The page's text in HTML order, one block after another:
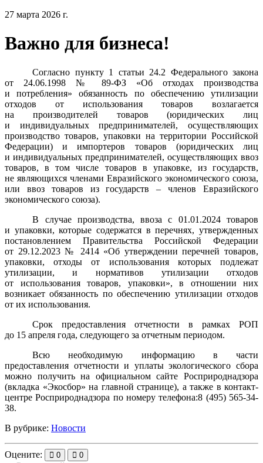
27 марта 2026 г.
Важно для бизнеса!
Согласно пункту 1 статьи 24.2 Федерального закона
от 24.06.1998 № 89-ФЗ «Об отходах производства
и потребления» обязанность по обеспечению утилизации
отходов от использования товаров возлагается
на производителей товаров (юридических лиц
и индивидуальных предпринимателей, осуществляющих
производство товаров, упаковки на территории Российской
Федерации) и импортеров товаров (юридических лиц
и индивидуальных предпринимателей, осуществляющих ввоз
товаров, в том числе товаров в упаковке, из государств,
не являющихся членами Евразийского экономического союза,
или ввоз товаров из государств – членов Евразийского
экономического союза).
В случае производства, ввоза с 01.01.2024 товаров
и упаковки, которые содержатся в перечнях, утвержденных
постановлением Правительства Российской Федерации
от 29.12.2023 № 2414 «Об утверждении перечней товаров,
упаковки, отходы от использования которых подлежат
утилизации, и нормативов утилизации отходов
от использования товаров, упаковки», в отношении них
возникает обязанность по обеспечению утилизации отходов
от их использования.
Срок предоставления отчетности в рамках РОП
до 15 апреля года, следующего за отчетным периодом.
Всю необходимую информацию в части
предоставления отчетности и уплаты экологического сбора
можно получить на официальном сайте Росприроднадзора
(вкладка «Экосбор» на главной странице), а также в контакт-
центре Росприроднадзора по номеру телефона:8 (495) 565-34-
38.
В рубрике: Новости
Оцените: 0 0